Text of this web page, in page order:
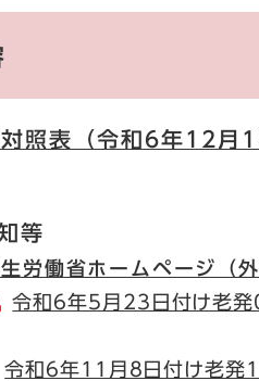
照表（令和6年12月
等
労働省ホームページ（外
令和6年5月23日付け老
令和6年11月8日付け老